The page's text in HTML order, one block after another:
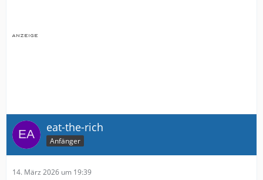
eat-the-rich
Anfänger
14. März 2026 um 19:39